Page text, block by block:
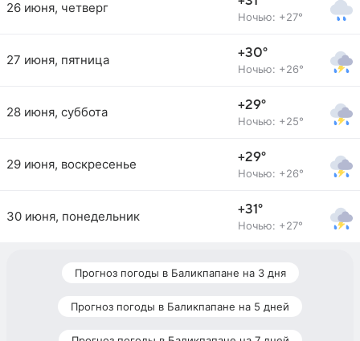
26 июня, четверг
Ночью: +27°
27 июня, пятница +30°
Ночью: +26°
28 июня, суббота +29°
Ночью: +25°
29 июня, воскресенье +29°
Ночью: +26°
30 июня, понедельник +31°
Ночью: +27°
Прогноз погоды в Баликпапане на 3 дня
Прогноз погоды в Баликпапане на 5 дней